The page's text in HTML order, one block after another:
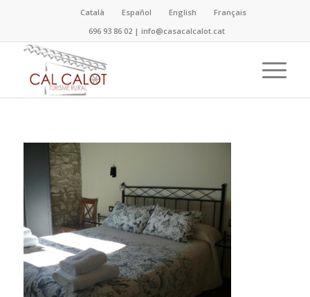
Català Español English
Français
696 93 86 02 |info@casacalcalot.cat